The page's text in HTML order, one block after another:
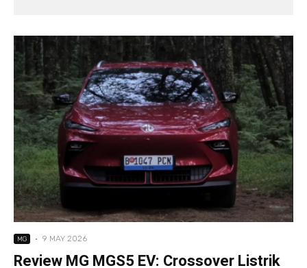
MG · 9 MAY 2026
Review MG MGS5 EV: Crossover Listrik